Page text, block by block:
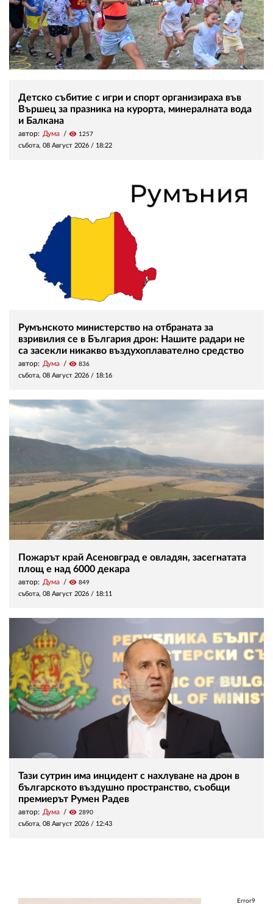
Детско събитие с игри и спорт организираха във
Вършец за празника на курорта, минералната вода
и Балкана
автор: Дума visibility 1257
събота, 08 Август 2026 / 18:22
Румънското министерство на отбраната за
взривилия се в България дрон: Нашите радари не
са засекли никакво въздухоплавателно средство
автор: Дума visibility 836
събота, 08 Август 2026 / 18:16
Пожарът край Асеновград е овладян, засегнатата
площ е над 6000 декара
автор: Дума visibility 849
събота, 08 Август 2026 / 18:11
Тази сутрин има инцидент с нахлуване на дрон в
българското въздушно пространство, съобщи
премиерът Румен Радев
автор: Дума visibility 2890
събота, 08 Август 2026 / 12:43
Error9